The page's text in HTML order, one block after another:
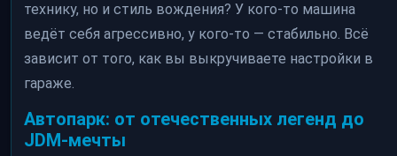
технику, но и стиль вождения? У кого-то машина
ведёт себя агрессивно, у кого-то — стабильно. Всё
зависит от того, как вы выкручиваете настройки в
гараже.
Автопарк: от отечественных легенд до
JDM-мечты